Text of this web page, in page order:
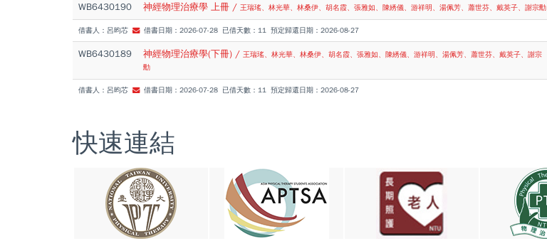
WB6430190 神經物理治療學 上冊 / 王瑞瑤、林光華、林桑伊、胡名霞、張雅如、陳綉儀、游祥明、湯佩芳、蕭世芬、戴英子、謝宗勳
借書人：呂昀芯 借書日期：2026-07-28 已借天數：11 預定歸還日期：2026-08-27
WB6430189 神經物理治療學(下冊) / 王瑞瑤、林光華、林桑伊、胡名霞、張雅如、陳綉儀、游祥明、湯佩芳、蕭世芬、戴英子、謝宗
勳
借書人：呂昀芯 借書日期：2026-07-28 已借天數：11 預定歸還日期：2026-08-27
快速連結